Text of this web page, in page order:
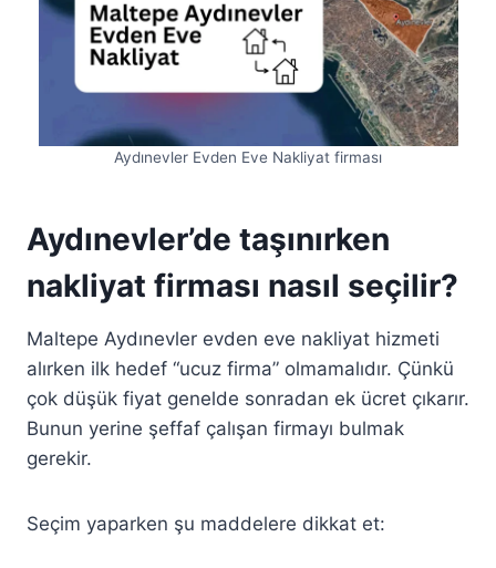
Aydınevler Evden Eve Nakliyat firması
Aydınevler’de taşınırken
nakliyat firması nasıl seçilir?
Maltepe Aydınevler evden eve nakliyat hizmeti
alırken ilk hedef “ucuz firma” olmamalıdır. Çünkü
çok düşük fiyat genelde sonradan ek ücret çıkarır.
Bunun yerine şeffaf çalışan firmayı bulmak
gerekir.
Seçim yaparken şu maddelere dikkat et: